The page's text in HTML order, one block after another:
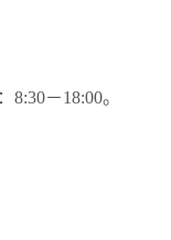
－18:00。